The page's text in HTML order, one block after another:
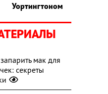
Уортингтоном
мак для
секреты